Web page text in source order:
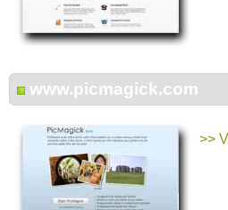
www.picmagick.com
>>